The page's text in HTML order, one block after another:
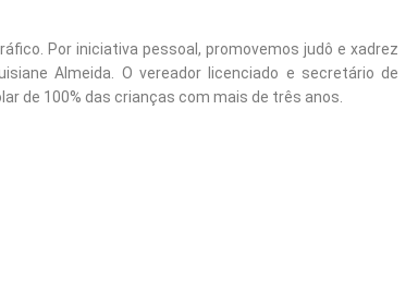
Por iniciativa pessoal, promovemos judô e xadrez
Almeida. O vereador licenciado e secretário de
de 100% das crianças com mais de três anos.